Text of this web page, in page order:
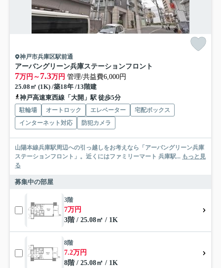
神戸市兵庫区駅前通
アーバングリーン兵庫ステーションフロント
7万円～ 7.3万円 管理/共益費6,000円
25.08㎡ (1K) /築18年 /13階建
神戸高速東西線「大開」駅 徒歩5分
駐輪場 オートロック エレベーター
宅配ボックス
インターネット対応
防犯カメラ
山陽本線兵庫駅周辺への引っ越しをお考えなら「アーバングリーン兵庫
ステーションフロント」。近くにはファミリーマート 兵庫駅... もっと見
る
募集中の部屋
3階
7万円
3階 / 25.08㎡ / 1K
8階
7.2万円
8階 / 25.08㎡ / 1K